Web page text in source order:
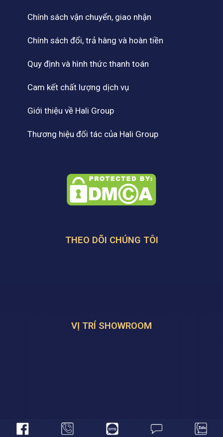
Chính sách vận chuyển, giao nhận
Chính sách đổi, trả hàng và hoàn tiền
Quy định và hình thức thanh toán
Cam kết chất lượng dịch vụ
Giới thiệu về Hali Group
Thương hiệu đối tác của Hali Group
THEO DÕI CHÚNG TÔI
VỊ TRÍ SHOWROOM